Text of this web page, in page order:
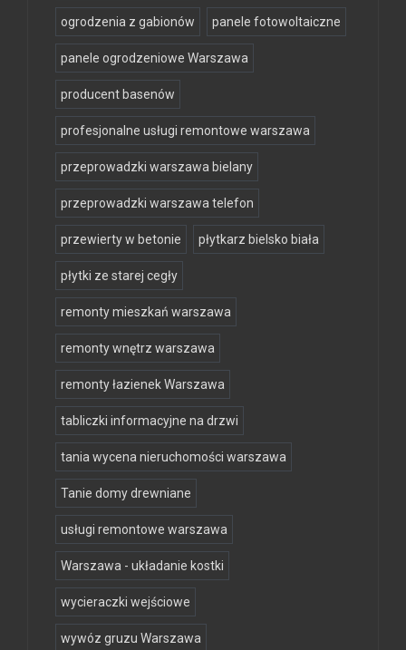
ogrodzenia z gabionów panele fotowoltaiczne
panele ogrodzeniowe Warszawa
producent basenów
profesjonalne usługi remontowe warszawa
przeprowadzki warszawa bielany
przeprowadzki warszawa telefon
przewierty w betonie płytkarz bielsko biała
płytki ze starej cegły
remonty mieszkań warszawa
remonty wnętrz warszawa
remonty łazienek Warszawa
tabliczki informacyjne na drzwi
tania wycena nieruchomości warszawa
Tanie domy drewniane
usługi remontowe warszawa
Warszawa - układanie kostki
wycieraczki wejściowe
wywóz gruzu Warszawa